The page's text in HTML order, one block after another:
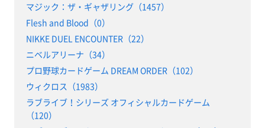
マジック：ザ・ギャザリング（1457）
Flesh and Blood（0）
NIKKE DUEL ENCOUNTER（22）
ニベルアリーナ（34）
プロ野球カードゲーム DREAM ORDER（102）
ウィクロス（1983）
ラブライブ！シリーズ オフィシャルカードゲーム
（120）